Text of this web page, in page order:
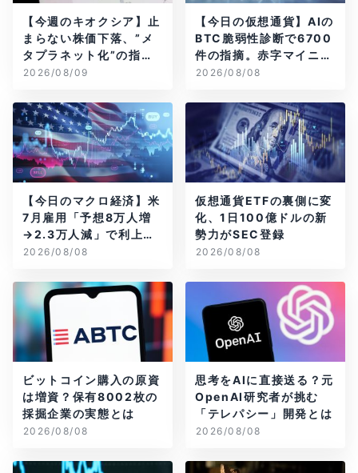
【今週のキオクシア】止
まらない株価下落、”メ
タプラネット化”の指摘
は本当？
2026/08/09
【今日の仮想通貨】AIの
BTC脆弱性診断で6700
件の指摘。赤字マイニン
グ企業はAIに賭ける
2026/08/08
【今日のマクロ経済】米
7月雇用「予想8万人増
→2.3万人減」で利上げ
観測後退
2026/08/08
仮想通貨ETFの裏側に変
化、1日100億ドルの新
勢力がSEC登録
2026/08/08
ビットコイン購入の原資
は増資？保有8002枚の
採掘企業の実態とは
2026/08/08
思考をAIに直接送る？元
OpenAI研究者が挑む
「テレパシー」開発とは
2026/08/08